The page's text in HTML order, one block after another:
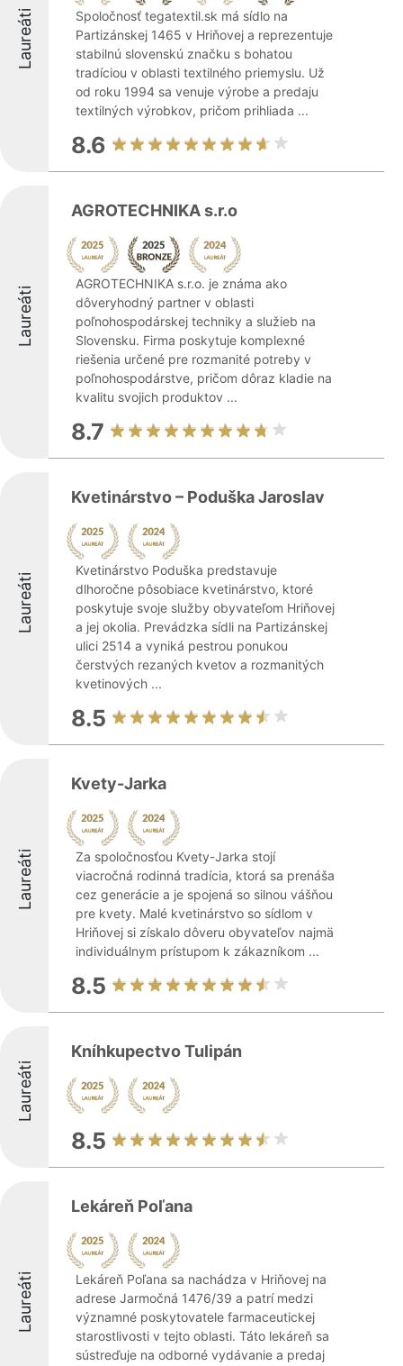
Laureáti
Spoločnosť tegatextil.sk má sídlo na
Partizánskej 1465 v Hriňovej a reprezentuje
stabilnú slovenskú značku s bohatou
tradíciou v oblasti textilného priemyslu. Už
od roku 1994 sa venuje výrobe a predaju
textilných výrobkov, pričom prihliada ...
8.6
Laureáti
AGROTECHNIKA s.r.o
AGROTECHNIKA s.r.o. je známa ako
dôveryhodný partner v oblasti
poľnohospodárskej techniky a služieb na
Slovensku. Firma poskytuje komplexné
riešenia určené pre rozmanité potreby v
poľnohospodárstve, pričom dôraz kladie na
kvalitu svojich produktov ...
8.7
Laureáti
Kvetinárstvo – Poduška Jaroslav
Kvetinárstvo Poduška predstavuje
dlhoročne pôsobiace kvetinárstvo, ktoré
poskytuje svoje služby obyvateľom Hriňovej
a jej okolia. Prevádzka sídli na Partizánskej
ulici 2514 a vyniká pestrou ponukou
čerstvých rezaných kvetov a rozmanitých
kvetinových ...
8.5
Laureáti
Kvety-Jarka
Za spoločnosťou Kvety-Jarka stojí
viacročná rodinná tradícia, ktorá sa prenáša
cez generácie a je spojená so silnou vášňou
pre kvety. Malé kvetinárstvo so sídlom v
Hriňovej si získalo dôveru obyvateľov najmä
individuálnym prístupom k zákazníkom ...
8.5
Laureáti
Kníhkupectvo Tulipán
8.5
Laureáti
Lekáreň Poľana
Lekáreň Poľana sa nachádza v Hriňovej na
adrese Jarmočná 1476/39 a patrí medzi
významné poskytovatele farmaceutickej
starostlivosti v tejto oblasti. Táto lekáreň sa
sústreďuje na odborné vydávanie a predaj